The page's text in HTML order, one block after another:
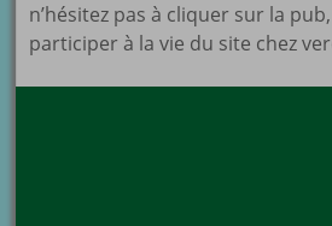
n’hésitez pas à cliquer sur la
participer à la vie du site chez